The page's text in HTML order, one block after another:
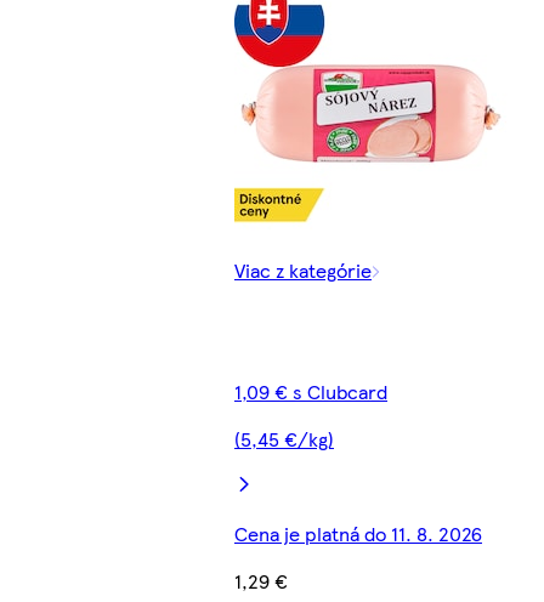
Viac z kategórie
1,09 € s Clubcard
(5,45 €/kg)
Cena je platná do 11. 8. 2026
1,29 €